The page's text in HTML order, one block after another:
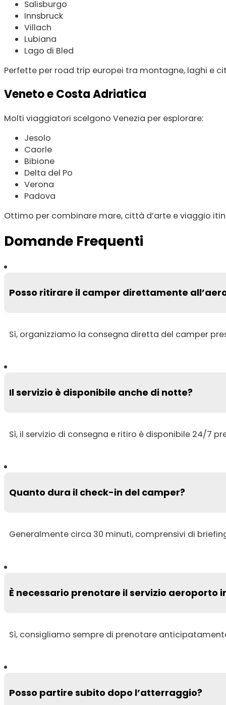
Salisburgo
Innsbruck
Villach
Lubiana
Lago di Bled
Perfette per road trip europei tra montagne, laghi e
Veneto e Costa Adriatica
Molti viaggiatori scelgono Venezia per esplorare:
Jesolo
Caorle
Bibione
Delta del Po
Verona
Padova
Ottimo per combinare mare, città d’arte e viaggio
Domande Frequenti
Posso ritirare il camper direttamente
Sì, organizziamo la consegna diretta del camper
Il servizio è disponibile anche di notte?
Sì, il servizio di consegna e ritiro è disponibile 24/7
Quanto dura il check-in del camper?
Generalmente circa 30 minuti, comprensivi di
È necessario prenotare il servizio aeroporto
Sì, consigliamo sempre di prenotare
Posso partire subito dopo l’atterraggio?